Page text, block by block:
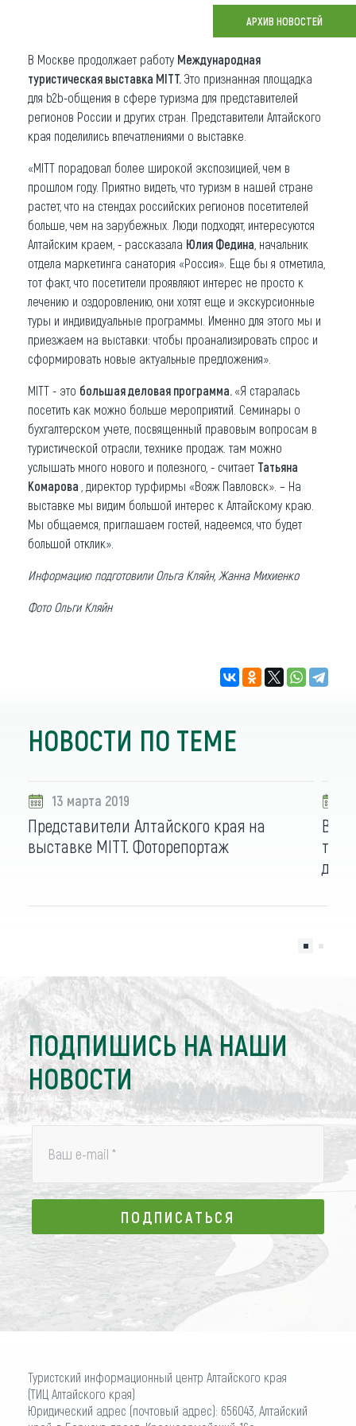
О регионе
Коллекция впечатлений
Другие рубрики
АРХИВ НОВОСТЕЙ
В Москве продолжает работу Международная
туристическая выставка MITT. Это признанная площадка
для b2b-общения в сфере туризма для представителей
регионов России и других стран. Представители Алтайского
края поделились впечатлениями о выставке.
«MITT порадовал более широкой экспозицией, чем в
прошлом году. Приятно видеть, что туризм в нашей стране
растет, что на стендах российских регионов посетителей
больше, чем на зарубежных. Люди подходят, интересуются
Алтайским краем, - рассказала Юлия Федина , начальник
отдела маркетинга санатория «Россия». Еще бы я отметила,
тот факт, что посетители проявляют интерес не просто к
лечению и оздоровлению, они хотят еще и экскурсионные
туры и индивидуальные программы. Именно для этого мы и
приезжаем на выставки: чтобы проанализировать спрос и
сформировать новые актуальные предложения».
MITT - это большая деловая программа. «Я старалась
посетить как можно больше мероприятий. Семинары о
бухгалтерском учете, посвященный правовым вопросам в
туристической отрасли, технике продаж. там можно
услышать много нового и полезного, - считает Татьяна
Комарова , директор турфирмы «Вояж Павловск». – На
выставке мы видим большой интерес к Алтайскому краю.
Мы общаемся, приглашаем гостей, надеемся, что будет
большой отклик».
Информацию подготовили Ольга Кляйн, Жанна Михиенко
Фото Ольги Кляйн
НОВОСТИ ПО ТЕМЕ
13 марта 2019
Представители Алтайского края на
выставке MITT. Фоторепортаж
В
ПОДПИШИСЬ НА НАШИ
НОВОСТИ
Ваш e-mail *
ПОДПИСАТЬСЯ
ПОДПИСАТЬСЯ
Туристский информационный центр Алтайского края
(ТИЦ Алтайского края)
Юридический адрес (почтовый адрес): 656043, Алтайский